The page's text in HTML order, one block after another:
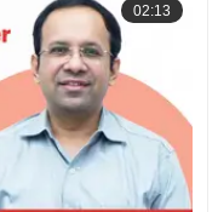
02:13